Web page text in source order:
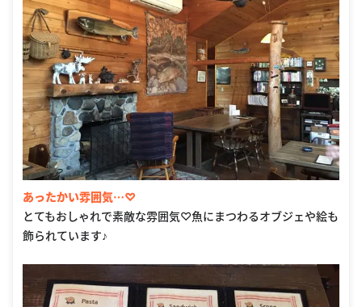
あったかい雰囲気…♡
とてもおしゃれで素敵な雰囲気♡魚にまつわるオブジェや絵も
飾られています♪